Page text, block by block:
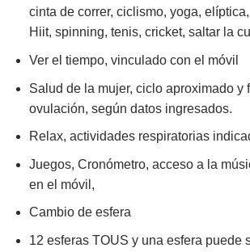
cinta de correr, ciclismo, yoga,
Hiit, spinning, tenis, cricket, saltar la
Ver el tiempo, vinculado con el móvil
Salud de la mujer, ciclo aproximado y
ovulación, según datos ingresados.
Relax, actividades respiratorias
Juegos, Cronómetro, acceso a la
en el móvil,
Cambio de esfera
12 esferas TOUS y una esfera puede